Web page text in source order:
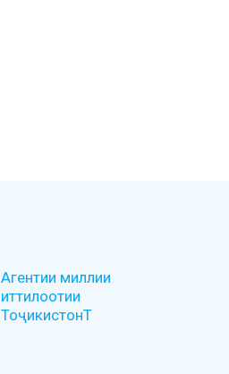
Агентии миллии
иттилоотии
ТоҷикистонТ